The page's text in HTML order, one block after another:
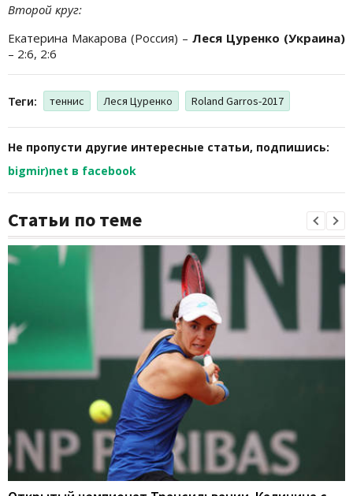
Второй круг:
Екатерина Макарова (Россия) – Леся Цуренко (Украина)
– 2:6, 2:6
Теги: теннис Леся Цуренко Roland Garros-2017
Не пропусти другие интересные статьи, подпишись:
bigmir)net в facebook
Статьи по теме